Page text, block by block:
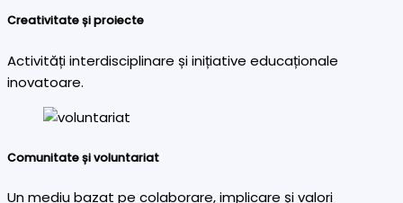
Creativitate și proiecte
Activități interdisciplinare și inițiative educaționale
inovatoare.
Comunitate și voluntariat
Un mediu bazat pe colaborare, implicare și valori